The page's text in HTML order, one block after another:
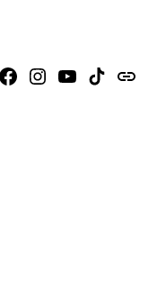
Faceboook
Instagram
YoutubeTiktokissuu